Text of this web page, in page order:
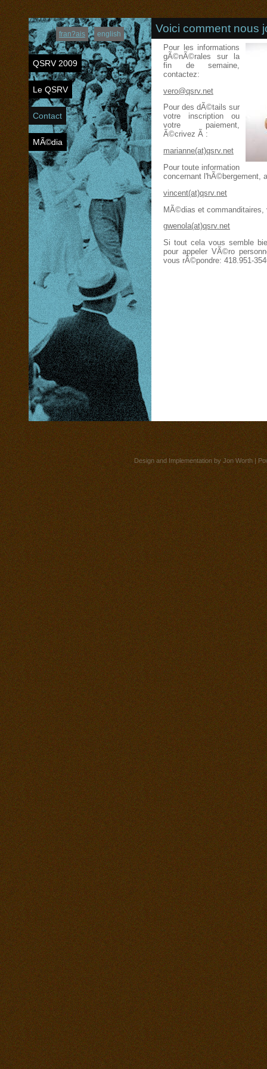
fran?ais english
QSRV 2009
Le QSRV
Contact
MÃ©dia
Voici comment nous
Pour les informations
gÃ©nÃ©rales sur la
fin de semaine,
contactez:
vero@qsrv.net
Pour des dÃ©tails sur
votre inscription ou
votre paiement,
Ã©crivez Ã :
marianne(at)qsrv.net
Pour toute information
concernant l'hÃ©bergement,
vincent(at)qsrv.net
MÃ©dias et
gwenola(at)qsrv.net
Si tout cela vous semble
pour appeler VÃ©ro
vous rÃ©pondre: 418.951-
Design and Implementation by Jon Worth |